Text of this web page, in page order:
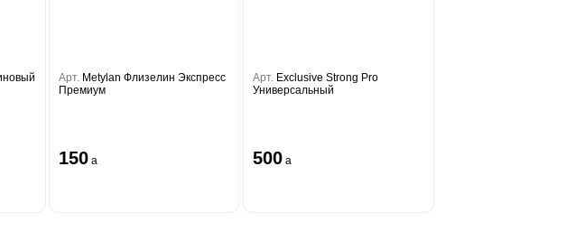
Арт. Metylan Флизелин Экспресс
Премиум
150 a
Арт. Exclusive Strong Pro
Универсальный
500 a